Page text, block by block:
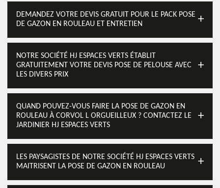
DEMANDEZ VOTRE DEVIS GRATUIT POUR LE PACK POSE
DE GAZON EN ROULEAU ET ENTRETIEN
NOTRE SOCIÉTÉ HJ ESPACES VERTS ÉTABLIT
GRATUITEMENT VOTRE DEVIS POSE DE PELOUSE AVEC
LES DIVERS PRIX
QUAND POUVEZ-VOUS FAIRE LA POSE DE GAZON EN
ROULEAU À CORVOL L ORGUEILLEUX ? CONTACTEZ LE
JARDINIER HJ ESPACES VERTS
LES PAYSAGISTES DE NOTRE SOCIÉTÉ HJ ESPACES VERTS
MAITRISENT LA POSE DE GAZON EN ROULEAU